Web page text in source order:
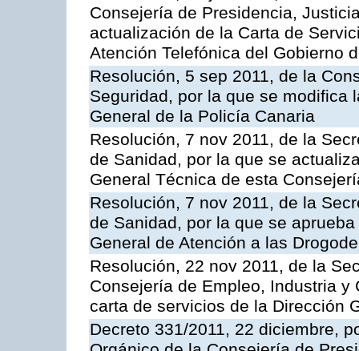
Consejería de Presidencia,
actualización de la Carta de
Atención Telefónica del Gobierno
Resolución, 5 sep 2011, de la
Seguridad, por la que se modifica
General de la Policía Canaria
Resolución, 7 nov 2011, de la
de Sanidad, por la que se
General Técnica de esta
Resolución, 7 nov 2011, de la
de Sanidad, por la que se
General de Atención a las
Resolución, 22 nov 2011, de la
Consejería de Empleo, Industria
carta de servicios de la Dirección
Decreto 331/2011, 22 diciembre,